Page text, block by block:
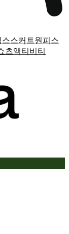
스스커트원피스
츠액티비티